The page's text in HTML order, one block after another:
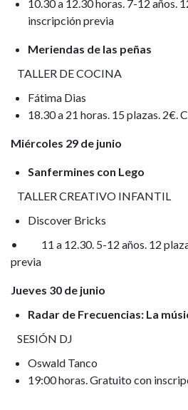
10.30 a 12.30 horas. 7-12 años.
inscripción previa
Meriendas de las peñas
TALLER DE COCINA
Fátima Dias
18.30 a 21 horas. 15 plazas. 2€.
Miércoles 29 de junio
Sanfermines con Lego
TALLER CREATIVO INFANTIL
Discover Bricks
• 11 a 12.30. 5-12 años. 12
previa
Jueves 30 de junio
Radar de Frecuencias: La
SESIÓN DJ
Oswald Tanco
19:00 horas. Gratuito con